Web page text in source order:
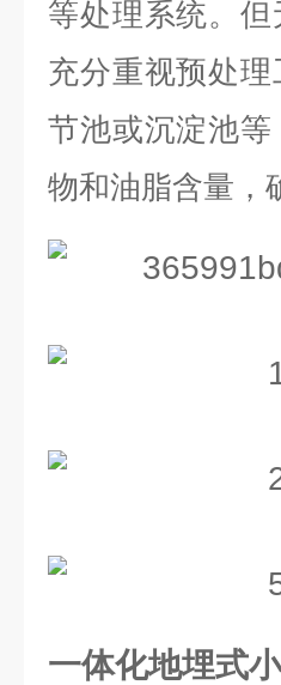
等处理系统。
充分重视预处
节池或沉淀池
物和油脂含量，
一体化地埋式